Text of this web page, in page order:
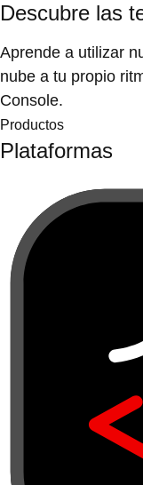
Descubre las
Aprende a utilizar
nube a tu propio
Console.
Productos
Plataformas